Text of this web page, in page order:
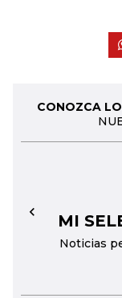
CONOZCA
MI
Noticias
←